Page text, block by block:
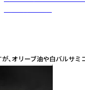
ーブ油や白バル